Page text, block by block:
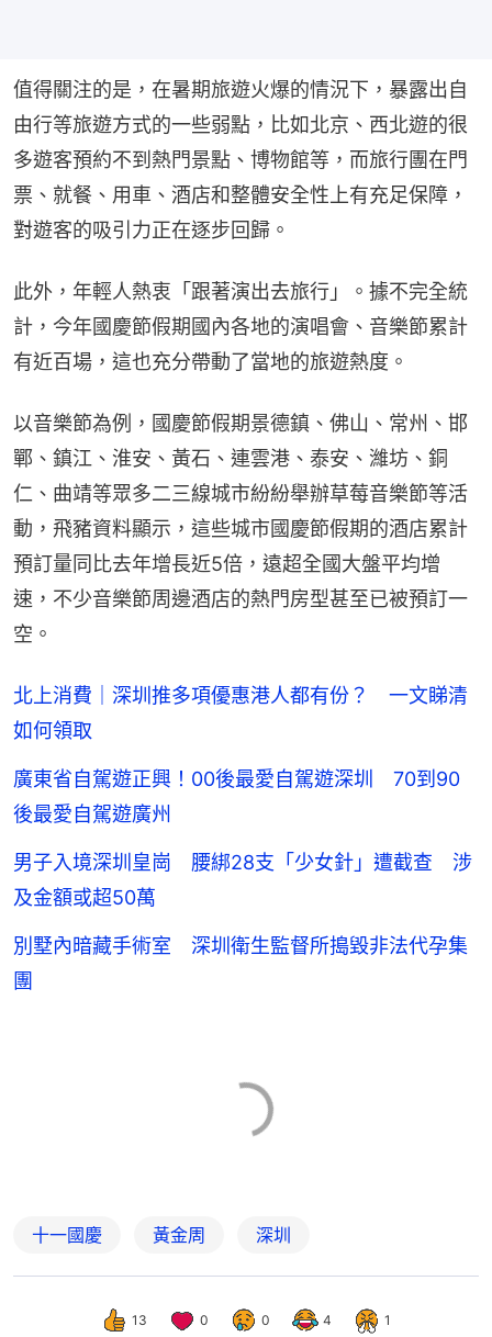
值得關注的是，在暑期旅遊火爆的情況下，暴露出自
由行等旅遊方式的一些弱點，比如北京、西北遊的很
多遊客預約不到熱門景點、博物館等，而旅行團在門
票、就餐、用車、酒店和整體安全性上有充足保障，
對遊客的吸引力正在逐步回歸。
此外，年輕人熱衷「跟著演出去旅行」。據不完全統
計，今年國慶節假期國內各地的演唱會、音樂節累計
有近百場，這也充分帶動了當地的旅遊熱度。
以音樂節為例，國慶節假期景德鎮、佛山、常州、邯
鄲、鎮江、淮安、黃石、連雲港、泰安、濰坊、銅
仁、曲靖等眾多二三線城市紛紛舉辦草莓音樂節等活
動，飛豬資料顯示，這些城市國慶節假期的酒店累計
預訂量同比去年增長近5倍，遠超全國大盤平均增
速，不少音樂節周邊酒店的熱門房型甚至已被預訂一
空。
北上消費｜深圳推多項優惠港人都有份？ 一文睇清
如何領取
廣東省自駕遊正興！00後最愛自駕遊深圳 70到90
後最愛自駕遊廣州
男子入境深圳皇崗 腰綁28支「少女針」遭截查 涉
及金額或超50萬
別墅內暗藏手術室 深圳衛生監督所搗毀非法代孕集
團
十一國慶 黃金周 深圳
13 0 0 4 1